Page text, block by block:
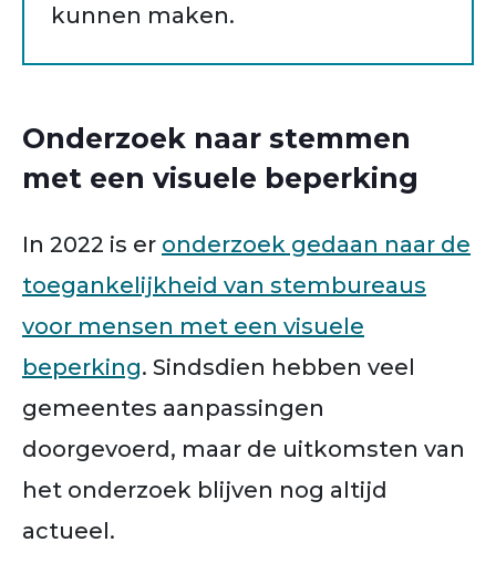
kunnen maken.
Onderzoek naar stemmen
met een visuele beperking
In 2022 is er onderzoek gedaan naar de
toegankelijkheid van stembureaus
voor mensen met een visuele
beperking. Sindsdien hebben veel
gemeentes aanpassingen
doorgevoerd, maar de uitkomsten van
het onderzoek blijven nog altijd
actueel.